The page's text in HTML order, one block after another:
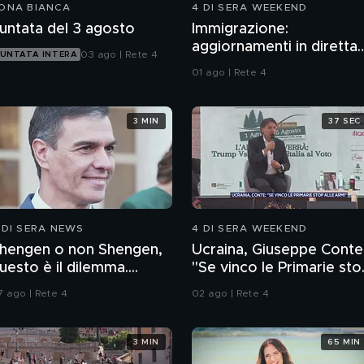
BIANCA
del 3 agosto
INTERA 03 ago | Rete 4
4 DI SERA WEEKEND
Immigrazione:
aggiornamenti in diretta
da Ceuta
01 ago | Rete 4
SERA NEWS
o non Shengen,
è il dilemma....
ago | Rete 4
3 MIN
4 DI SERA WEEKEND
Ucraina, Giuseppe
"Se vinco le Primarie
alle armi"
02 ago | Rete 4
37 SEC
3 MIN 65 MIN